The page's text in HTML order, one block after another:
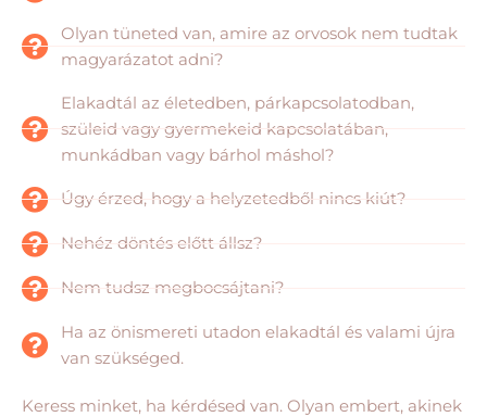
Olyan tüneted van, amire az orvosok nem tudtak
magyarázatot adni?
Elakadtál az életedben, párkapcsolatodban,
szüleid vagy gyermekeid kapcsolatában,
munkádban vagy bárhol máshol?
Úgy érzed, hogy a helyzetedből nincs kiút?
Nehéz döntés előtt állsz?
Nem tudsz megbocsájtani?
Ha az önismereti utadon elakadtál és valami újra
van szükséged.
Keress minket, ha kérdésed van. Olyan embert, akinek